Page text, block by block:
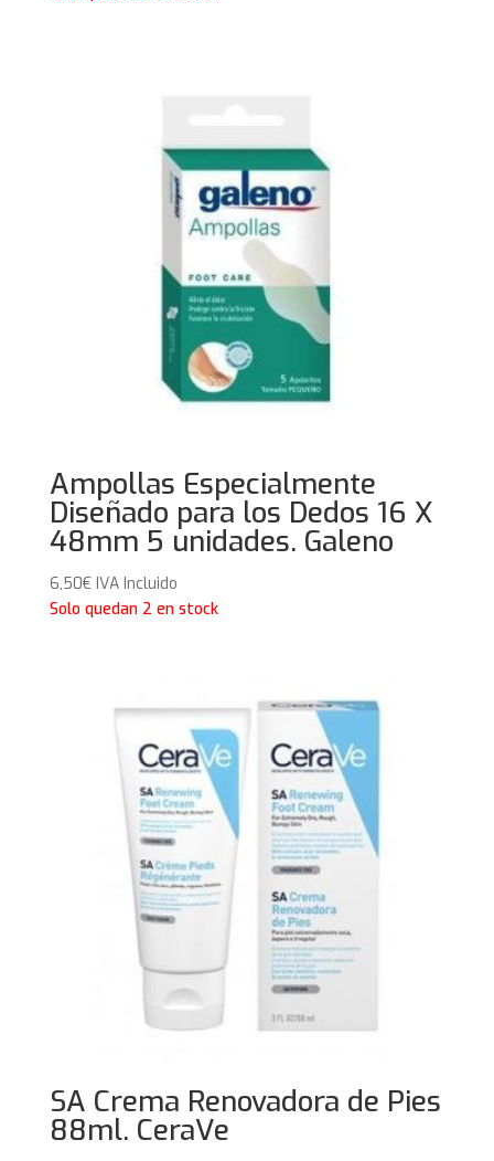
Ampollas Especialmente
Diseñado para los Dedos 16 X
48mm 5 unidades. Galeno
6,50€ IVA Incluido
Solo quedan 2 en stock
SA Crema Renovadora de Pies
88ml. CeraVe